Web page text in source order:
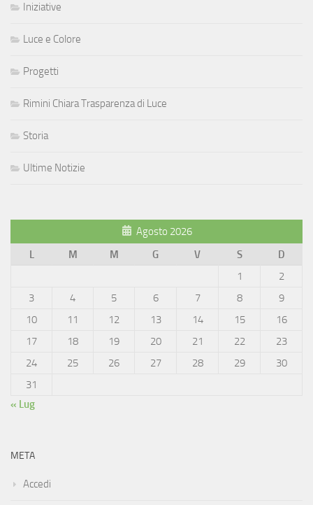
Iniziative
Luce e Colore
Progetti
Rimini Chiara Trasparenza di Luce
Storia
Ultime Notizie
Agosto 2026
L
M M G V S
D
1
2
3
4 5 6 7 8
9
10
11 12 13 14 15
16
17
18 19 20 21 22
23
24
25 26 27 28 29
30
31
« Lug
META
Accedi